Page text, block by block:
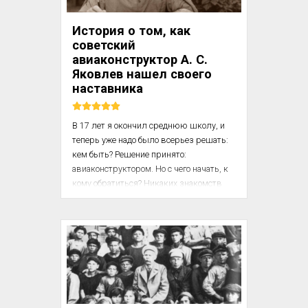
знаю гораздо больше того, что
и...
История о том, как
советский
авиаконструктор А. С.
Яковлев нашел своего
наставника
В 17 лет я окончил среднюю школу, и
теперь уже надо было всерьез решать:
кем быть? Решение принято:
авиаконструктором. Но с чего начать, к
кому обратиться? Никаких знакомств
среди авиаторов я не имел.
В газетах мне часто встречалась
фамилия инженера-конструктора
Пороховщикова. Не знаю, как у меня
хватило смелости, но я решил
обратиться к нему с просьбой помочь
мне устроиться на работу в авиацию.